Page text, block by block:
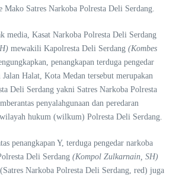
Mako Satres Narkoba Polresta Deli Serdang.
media, Kasat Narkoba Polresta Deli Serdang
) mewakili Kapolresta Deli Serdang (Kombes
penangkapan terduga pengedar
Halat, Kota Medan tersebut merupakan
Deli Serdang yakni Satres Narkoba Polresta
penyalahgunaan dan peredaran
hukum (wilkum) Polresta Deli Serdang.
penangkapan Y, terduga pengedar narkoba
Deli Serdang (Kompol Zulkarnain, SH)
Narkoba Polresta Deli Serdang, red) juga